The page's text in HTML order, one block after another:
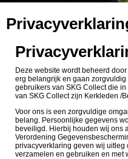
Deze website wordt beheerd
erg belangrijk en gaan
gebruikers van SKG Collect die
van SKG Collect zijn Kerkleden /
Voor ons is een zorgvuldige
belang. Persoonlijke gegevens
beveiligd. Hierbij houden wij ons
Verordening
privacyverklaring geven wij
verzamelen en gebruiken en met